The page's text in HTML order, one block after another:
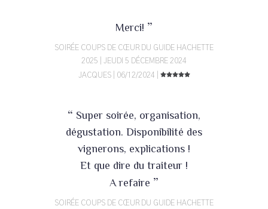
Merci! ”
SOIRÉE COUPS DE CŒUR DU GUIDE HACHETTE
2025 | JEUDI 5 DÉCEMBRE 2024
JACQUES | 06/12/2024 |
“ Super soirée, organisation,
dégustation. Disponibilité des
vignerons, explications !
Et que dire du traiteur !
A refaire ”
SOIRÉE COUPS DE CŒUR DU GUIDE HACHETTE